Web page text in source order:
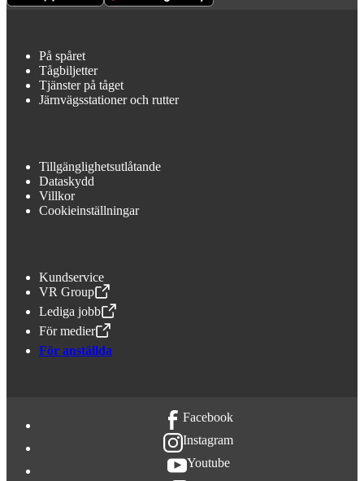
På spåret
Tågbiljetter
Tjänster på tåget
Järnvägsstationer och rutter
Tillgänglighetsutlåtande
Dataskydd
Villkor
Cookieinställningar
Kundservice
VR Group
,Öppnas i en ny flik
Lediga jobb
,Öppnas i en ny flik
För medier
,Öppnas i en ny flik
För anställda
Facebook
Instagram
Youtube